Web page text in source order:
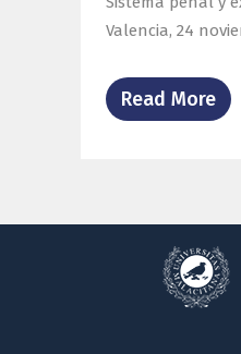
Valencia, 24
Read More